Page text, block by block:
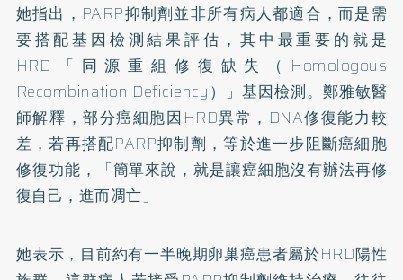
她指出，PARP抑制劑並非所有病人都適合，而是需
要搭配基因檢測結果評估，其中最重要的就是
HRD「同源重組修復缺失（Homologous
Recombination Deficiency）」基因檢測。鄭雅敏醫
師解釋，部分癌細胞因HRD異常，DNA修復能力較
差，若再搭配PARP抑制劑，等於進一步阻斷癌細胞
修復功能，「簡單來說，就是讓癌細胞沒有辦法再修
復自己，進而凋亡」
她表示，目前約有一半晚期卵巢癌患者屬於HRD陽性